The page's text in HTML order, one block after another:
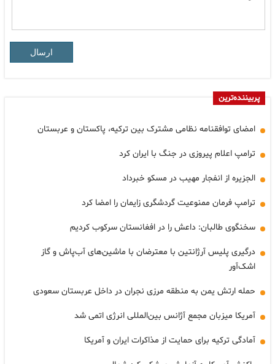
ارسال
پربیننده‌ترین
امضای توافقنامه نظامی مشترک بین ترکیه، پاکستان و عربستان
ترامپ اعلام پیروزی در جنگ با ایران کرد
الجزیره از انفجار مهیب در مسکو خبرداد
ترامپ فرمان ممنوعیت گردشگری زایمان را امضا کرد
سخنگوی طالبان: داعش را در افغانستان سرکوب کردیم
درگیری پلیس آرژانتین با معترضان با ماشین‌های آب‌پاش و گاز
اشک‌آور
حمله ارتش یمن به منطقه مرزی نجران در داخل عربستان سعودی
آمریکا میزبان مجمع آژانس بین‌المللی انرژی اتمی شد
آمادگی ترکیه برای حمایت از مذاکرات ایران و آمریکا